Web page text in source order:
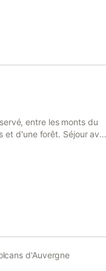
entre les monts du
et d'une forêt. Séjour avec
avec un lit deux
d'Auvergne